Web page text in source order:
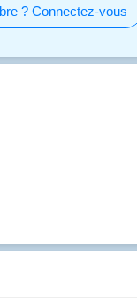
? Connectez-vous